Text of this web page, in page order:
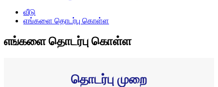
வீடு
எங்களை தொடர்பு கொள்ள
எங்களை தொடர்பு கொள்ள
தொடர்பு முறை